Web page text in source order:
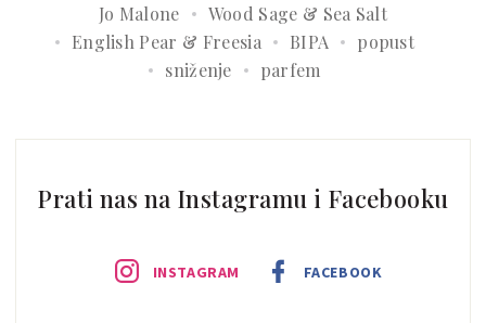
Jo Malone
Wood Sage & Sea Salt
English Pear & Freesia
BIPA
popust
sniženje
parfem
Prati nas na Instagramu i Facebooku
INSTAGRAM FACEBOOK